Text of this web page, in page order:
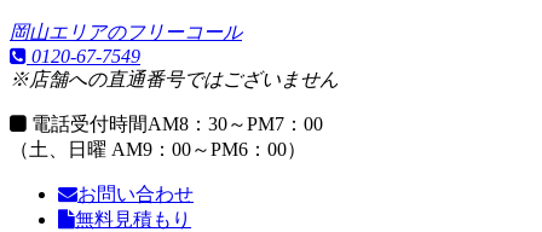
岡山エリアのフリーコール
0120-67-7549
※店舗への直通番号ではございません
電話受付時間AM8：30～PM7：00
（土、日曜 AM9：00～PM6：00）
お問い合わせ
無料見積もり